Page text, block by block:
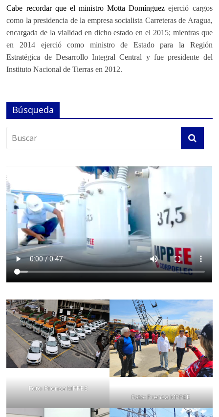
Cabe recordar que el ministro Motta Domínguezejerció cargos
como la presidencia de la empresa socialista Carreteras de Aragua,
encargada de la vialidad en dicho estado en el 2015; mientras que
en 2014 ejerció como ministro de Estado para la Región
Estratégica de Desarrollo Integral Central y fue presidente del
Instituto Nacional de Tierras en 2012.
Búsqueda
Foto: Prensa MPPEE
Foto: Prensa MPPEE